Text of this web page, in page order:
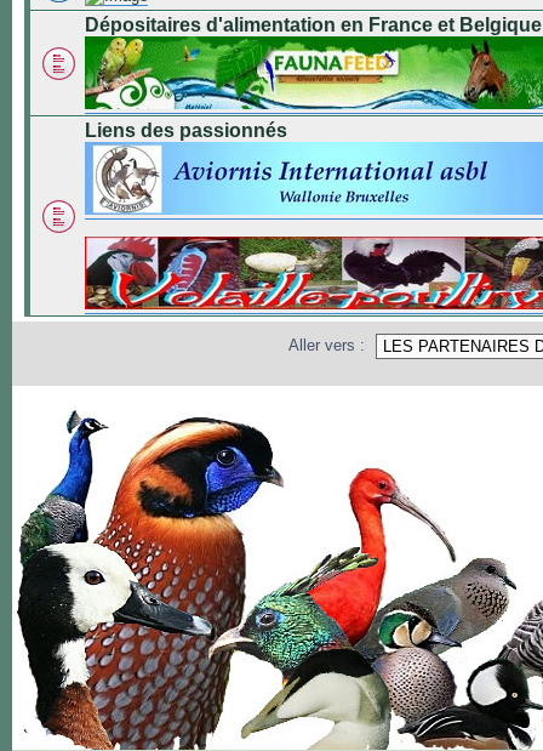
Dépositaires d'alimentation en France et Belgique
Liens des passionnés
Aller vers :